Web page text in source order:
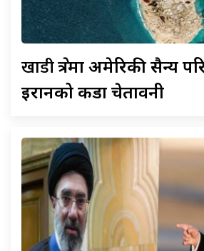
खाडीक्षेत्रमा अमेरिकी सैन्य
इरानको कडा चेतावनी